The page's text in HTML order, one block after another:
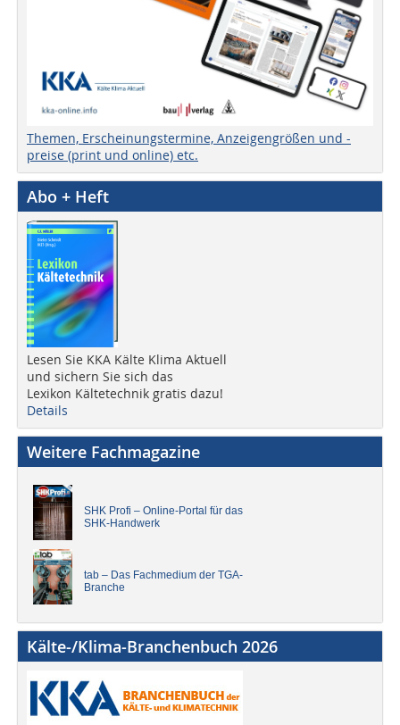
Themen, Erscheinungstermine, Anzeigengrößen und -
preise (print und online) etc.
Abo + Heft
Lesen Sie KKA Kälte Klima Aktuell
und sichern Sie sich das
Lexikon Kältetechnik gratis dazu!
Details
Weitere Fachmagazine
SHK Profi – Online-Portal für das
SHK-Handwerk
tab – Das Fachmedium der TGA-
Branche
Kälte-/Klima-Branchenbuch 2026